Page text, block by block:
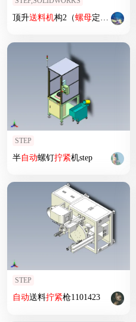
顶升送料机构2（螺母定螺杆动）
STEP
半自动螺钉拧紧机step
STEP
自动送料拧紧枪1101423